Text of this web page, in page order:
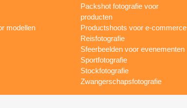
modellen
Packshot fotografie voor
producten
Productshoots voor e-commerce
Reisfotografie
Sfeerbeelden voor evenementen
Sportfotografie
Stockfotografie
Zwangerschapsfotografie